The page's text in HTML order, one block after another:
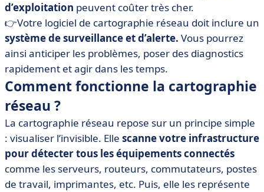
d’exploitation peuvent coûter très cher.
👉Votre logiciel de cartographie réseau doit inclure un
système de surveillance et d’alerte. Vous pourrez
ainsi anticiper les problèmes, poser des diagnostics
rapidement et agir dans les temps.
Comment fonctionne la cartographie
réseau ?
La cartographie réseau repose sur un principe simple
: visualiser l’invisible. Elle scanne votre infrastructure
pour détecter tous les équipements connectés
comme les serveurs, routeurs, commutateurs, postes
de travail, imprimantes, etc. Puis, elle les représente